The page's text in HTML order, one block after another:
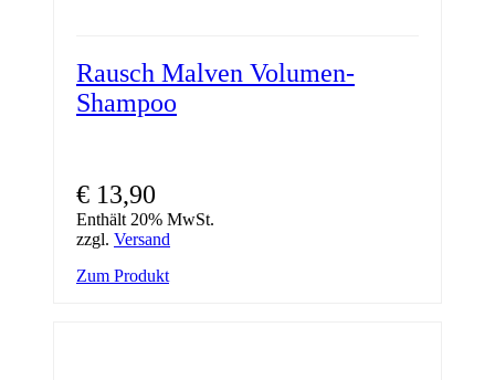
Rausch Malven Volumen-
Shampoo
€ 13,90
Enthält 20% MwSt.
zzgl. Versand
Zum Produkt